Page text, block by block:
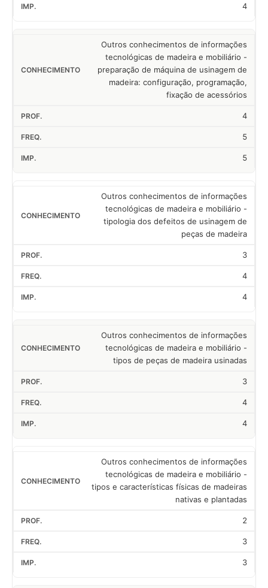
4
Outros conhecimentos de informações
tecnológicas de madeira e mobiliário -
preparação de máquina de usinagem de
madeira: configuração, programação,
fixação de acessórios
4
5
5
Outros conhecimentos de informações
tecnológicas de madeira e mobiliário -
tipologia dos defeitos de usinagem de
peças de madeira
3
4
4
Outros conhecimentos de informações
tecnológicas de madeira e mobiliário -
tipos de peças de madeira usinadas
3
4
4
Outros conhecimentos de informações
tecnológicas de madeira e mobiliário -
tipos e características físicas de madeiras
nativas e plantadas
2
3
3